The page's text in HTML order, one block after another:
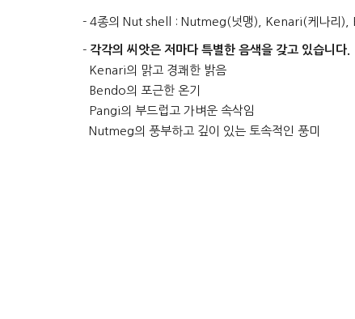
- 4종의 Nut shell : Nutmeg(넛맹), Kenari(케나리),
- 각각의 씨앗은 저마다 특별한 음색을 갖고 있습니다.
Kenari의 맑고 경쾌한 밝음
Bendo의 포근한 온기
Pangi의 부드럽고 가벼운 속삭임
Nutmeg의 풍부하고 깊이 있는 토속적인 풍미